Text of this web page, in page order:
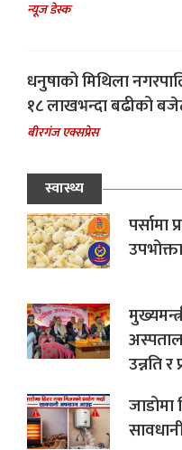
न्यूज डेस्क
धनुषाको मिथिला
१८ लाखभन्दा बढीको
बीरगंज एक्सप्रेस
स्वास्थ्य
पर्सामा
उन्नति र
जाडोमा